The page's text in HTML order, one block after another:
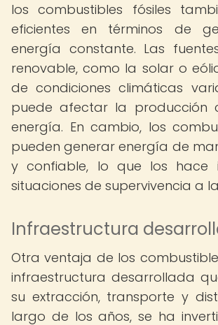
los combustibles fósiles
eficientes en términos de
energía constante. Las
renovable, como la solar o
de condiciones climáticas
puede afectar la producción
energía. En cambio, los
pueden generar energía de
y confiable, lo que los hace
situaciones de supervivencia a
Infraestructura
Otra ventaja de los
infraestructura desarrollada
su extracción, transporte y
largo de los años, se ha